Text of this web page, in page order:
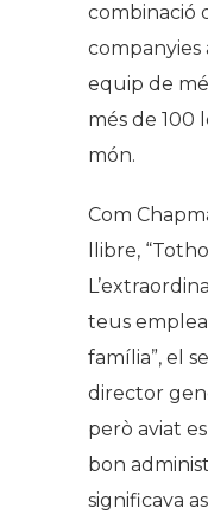
combinació
companyies
equip de
més de 100
món.
Com
llibre,
teus
família”, el
director
però aviat
bon
significava